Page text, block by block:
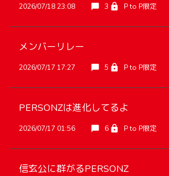
2026/07/18 23:08 3 P to P限定
メンバーリレー
2026/07/17 17:27 5 P to P限定
PERSONZは進化してるよ
2026/07/17 01:56 6 P to P限定
信玄公に群がるPERSONZ